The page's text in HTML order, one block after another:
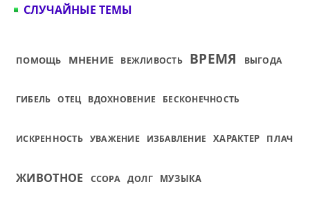
СЛУЧАЙНЫЕ ТЕМЫ
ПОМОЩЬ МНЕНИЕ ВЕЖЛИВОСТЬ ВРЕМЯ ВЫГОДА
ГИБЕЛЬ ОТЕЦ ВДОХНОВЕНИЕ БЕСКОНЕЧНОСТЬ
ИСКРЕННОСТЬ УВАЖЕНИЕ ИЗБАВЛЕНИЕ ХАРАКТЕР ПЛАЧ
ЖИВОТНОЕ ССОРА ДОЛГ МУЗЫКА